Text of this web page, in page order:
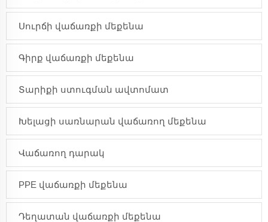
Սուրճի վաճառքի մեքենա
Գիրք վաճառքի մեքենա
Տարիքի ստուգման ավտոմատ
Խելացի սառնարան վաճառող մեքենա
Վաճառող դարակ
PPE վաճառքի մեքենա
Դեղատան վաճառքի մեքենա